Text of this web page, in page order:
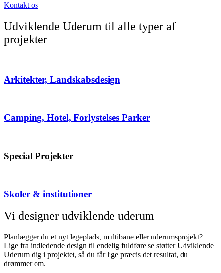
Kontakt os
Udviklende Uderum til alle typer af
projekter
Arkitekter, Landskabsdesign
Camping, Hotel, Forlystelses Parker
Special Projekter
Skoler & institutioner
Vi designer udviklende uderum
Planlægger du et nyt legeplads, multibane eller uderumsprojekt?
Lige fra indledende design til endelig fuldførelse støtter Udviklende
Uderum dig i projektet, så du får lige præcis det resultat, du
drømmer om.